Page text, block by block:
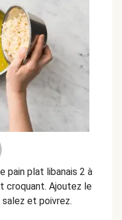
pain plat libanais 2 à
croquant. Ajoutez le
et poivrez.